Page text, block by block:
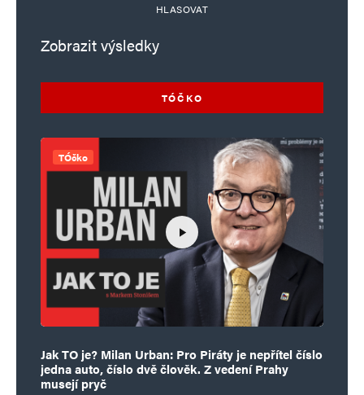
HLASOVAT
Zobrazit výsledky
TÓČKO
TÓčko
Jak TO je? Milan Urban: Pro Piráty je nepřítel číslo
jedna auto, číslo dvě člověk. Z vedení Prahy
musejí pryč